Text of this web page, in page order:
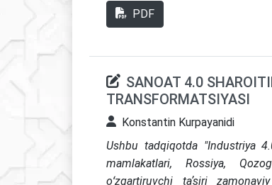
asoslab berilgan.
PDF
SANOAT 4.0
TRANSFORMATSIYASI
Konstantin Kurpayanidi
Ushbu tadqiqotda "Industriya
mamlakatlari, Rossiya,
oʻzgartiruvchi taʼsiri